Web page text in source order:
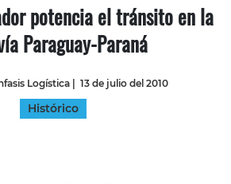
potencia el tránsito en la
Paraguay-Paraná
Logística | 13 de julio del 2010
Histórico